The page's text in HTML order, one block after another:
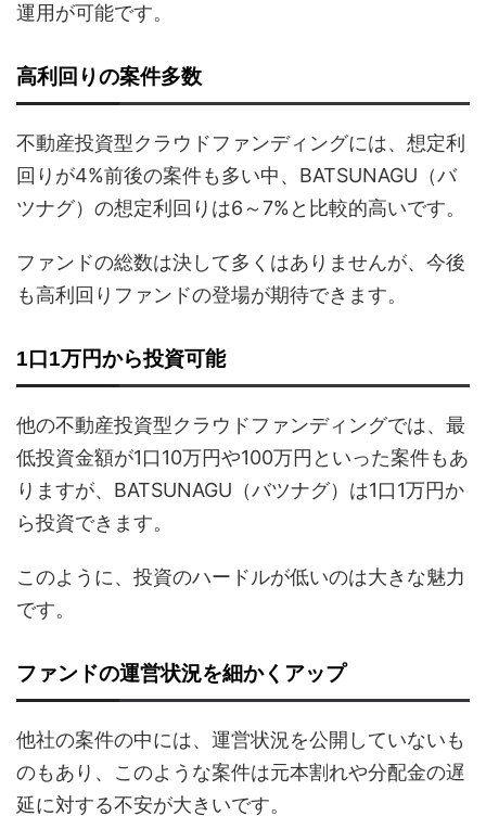
運用が可能です。
高利回りの案件多数
不動産投資型クラウドファンディングには、想定利
回りが4%前後の案件も多い中、BATSUNAGU（バ
ツナグ）の想定利回りは6～7%と比較的高いです。
ファンドの総数は決して多くはありませんが、今後
も高利回りファンドの登場が期待できます。
1口1万円から投資可能
他の不動産投資型クラウドファンディングでは、最
低投資金額が1口10万円や100万円といった案件もあ
りますが、BATSUNAGU（バツナグ）は1口1万円か
ら投資できます。
このように、投資のハードルが低いのは大きな魅力
です。
ファンドの運営状況を細かくアップ
他社の案件の中には、運営状況を公開していないも
のもあり、このような案件は元本割れや分配金の遅
延に対する不安が大きいです。